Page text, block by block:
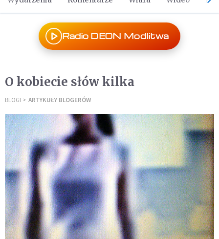
Radio DEON Modlitwa
O kobiecie słów kilka
BLOGI ARTYKUŁY BLOGERÓW